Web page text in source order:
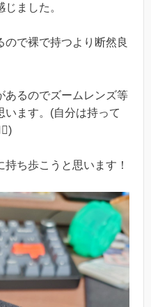
ました。
ので裸で持つより断然良
あるのでズームレンズ等
います。(自分は持って
ち歩こうと思います！